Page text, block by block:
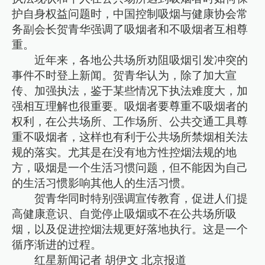
护自身权益问题时，中国控制吸烟与健康协会常
务副会长贺青华强调了吸烟者和不吸烟者互相尊
重。
近年来，各地公共场所劝阻吸烟引发冲突的
事件不时登上新闻。贺青华认为，除了加大宣
传、加强执法，鉴于某些情况下执法难度大，加
强相互理解也很重要。吸烟者要尊重不吸烟者的
权利，在公共场所、工作场所、公共交通工具尊
重不吸烟者，这样也有利于公共场所禁烟相关法
规的落实。尤其是在没有地方性控烟法规的地
方，吸烟是一个生活习惯问题，但不能因为自己
的生活习惯影响其他人的生活习惯。
贺青华同时特别强调宣传教育，促进人们提
高健康意识、自觉停止吸烟或不在公共场所吸
烟，以及促进控烟法规更好落地执行。这是一个
循序渐进的过程。
红星新闻记者 胡伊文 北京报道